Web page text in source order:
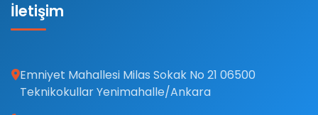
İletişim
Emniyet Mahallesi Milas Sokak No 21 06500
Teknikokullar Yenimahalle/Ankara